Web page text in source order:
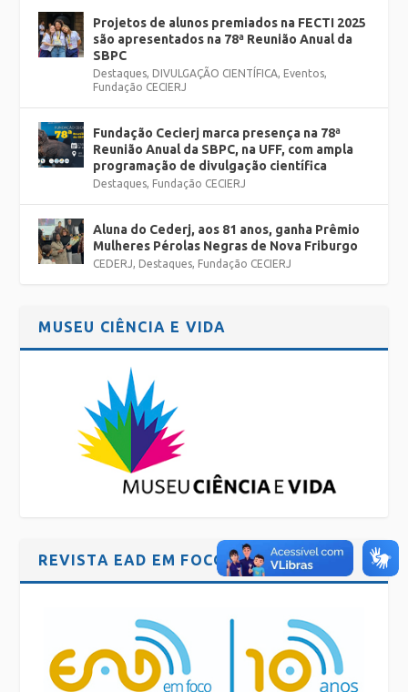
Projetos de alunos premiados na FECTI 2025
são apresentados na 78ª Reunião Anual da
SBPC
Destaques, DIVULGAÇÃO CIENTÍFICA, Eventos,
Fundação CECIERJ
Fundação Cecierj marca presença na 78ª
Reunião Anual da SBPC, na UFF, com ampla
programação de divulgação científica
Destaques, Fundação CECIERJ
Aluna do Cederj, aos 81 anos, ganha Prêmio
Mulheres Pérolas Negras de Nova Friburgo
CEDERJ, Destaques, Fundação CECIERJ
MUSEU CIÊNCIA E VIDA
REVISTA EAD EM FOCO